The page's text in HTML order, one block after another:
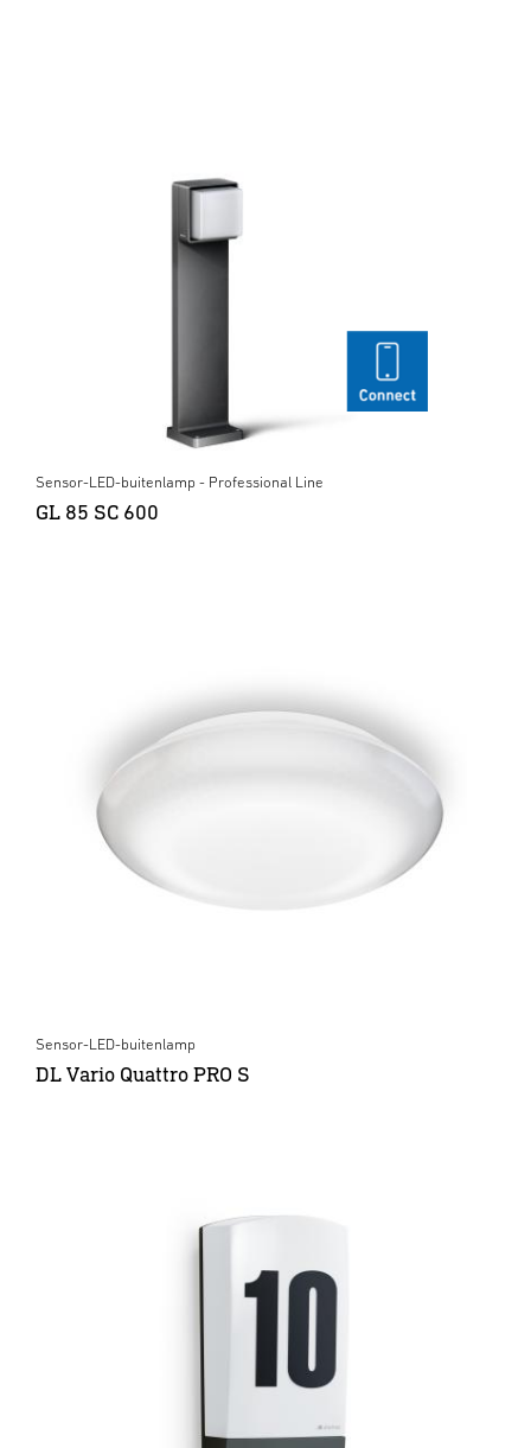
Sensor-LED-buitenlamp - Professional Line
GL 85 SC 600
Sensor-LED-buitenlamp
DL Vario Quattro PRO S